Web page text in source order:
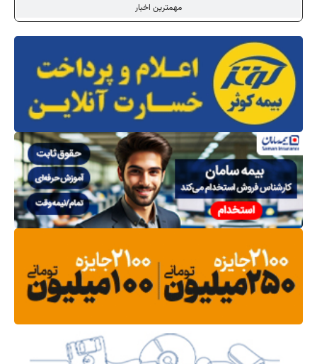
مهمترین اخبار